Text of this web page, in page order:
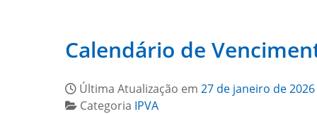
Calendário de
Última Atualização em 27 de janeiro de 2026
Categoria IPVA